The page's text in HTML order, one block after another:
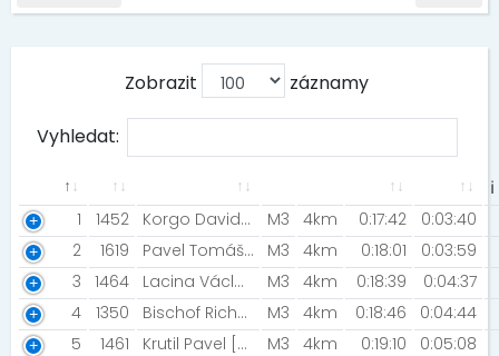
Zobrazit záznamy
Vyhledat:
ℹ
1
1452 Korgo David [FÉNIX sport Blansko] M3 4km 0:17:42
0:03:40
2
1619 Pavel Tomáš [NN NIGHT RUN] M3 4km 0:18:01
0:03:59
3
1464 Lacina Václav [ZFP2025] M3 4km 0:18:39
0:04:37
4
1350 Bischof Richard [Bischofovi] M3 4km 0:18:46
0:04:44
5
1461 Krutil Pavel [Cave Hunters] M3 4km 0:19:10
0:05:08